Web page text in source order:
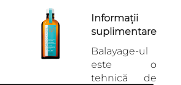
Informații
suplimentare
Balayage-ul
este o
tehnică de